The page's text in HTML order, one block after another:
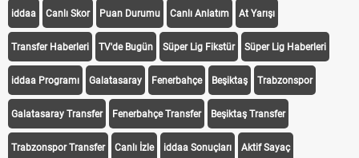
iddaa Canlı Skor Puan Durumu Canlı Anlatım At Yarışı
Transfer Haberleri TV'de Bugün Süper Lig Fikstür Süper Lig Haberleri
iddaa Programı Galatasaray Fenerbahçe Beşiktaş Trabzonspor
Galatasaray Transfer Fenerbahçe Transfer Beşiktaş Transfer
Trabzonspor Transfer Canlı İzle iddaa Sonuçları Aktif Sayaç